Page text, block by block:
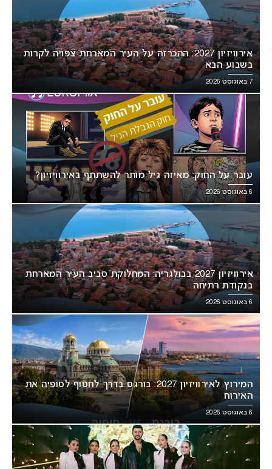
אירוויזיון 2027: ההכרזה על העיר המארחת צפויה לקרות
בשבוע הבא
7 באוגוסט 2026
עובר על החוק: מאיזה גיל מותר להשתתף באירוויזיון?
6 באוגוסט 2026
אירוויזיון 2027 בבולגריה: המחלוקת סביב העיר המארחת
בנקודת רתיחה
6 באוגוסט 2026
המירוץ לאירוויזיון 2027: בורגס בדרך לחטוף לסופיה את
האירוח
6 באוגוסט 2026